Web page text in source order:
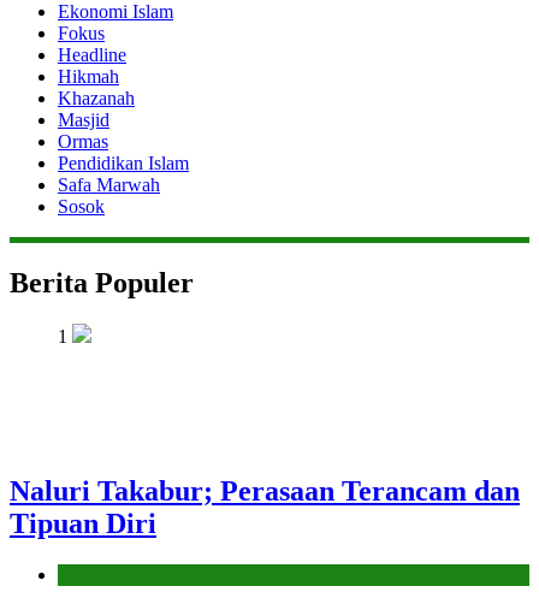
Ekonomi Islam
Fokus
Headline
Hikmah
Khazanah
Masjid
Ormas
Pendidikan Islam
Safa Marwah
Sosok
Berita Populer
1
Naluri Takabur; Perasaan Terancam dan
Tipuan Diri